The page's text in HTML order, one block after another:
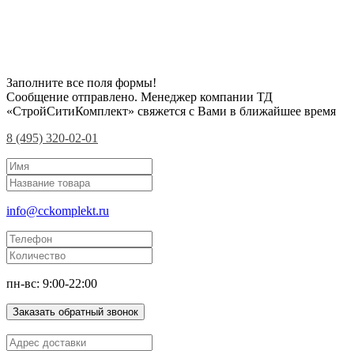
Заполните все поля формы!
Сообщение отправлено. Менеджер компании ТД
«СтройСитиКомплект» свяжется с Вами в ближайшее время
8 (495) 320-02-01
info@cckomplekt.ru
пн-вс: 9:00-22:00
Заказать обратный звонок